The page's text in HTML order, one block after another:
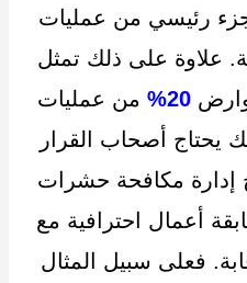
رئيسي من عمليات
علاوة على ذلك تمثل
20%
من عمليات
يحتاج أصحاب القرار
إدارة مكافحة حشرات
أعمال احترافية مع
فعلى سبيل المثال